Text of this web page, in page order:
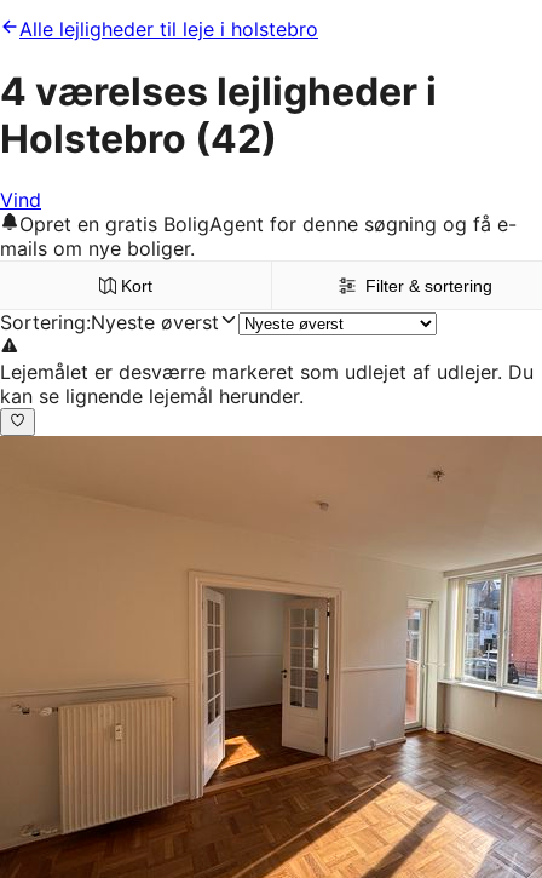
Alle lejligheder til leje i holstebro
4 værelses lejligheder i
Holstebro (42)
Vind
Opret en gratis BoligAgent for denne søgning og få e-
mails om nye boliger.
Kort Filter & sortering
Sortering:Nyeste øverst
Lejemålet er desværre markeret som udlejet af udlejer. Du
kan se lignende lejemål herunder.